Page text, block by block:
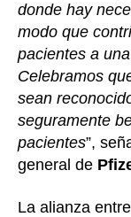
donde hay
modo que
pacientes a
Celebramos
sean
seguramente
pacientes”,
general de
La alianza